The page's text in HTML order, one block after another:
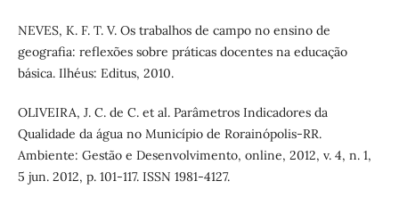
NEVES, K. F. T. V. Os trabalhos de campo no ensino de
geografia: reflexões sobre práticas docentes na educação
básica. Ilhéus: Editus, 2010.
OLIVEIRA, J. C. de C. et al. Parâmetros Indicadores da
Qualidade da água no Município de Rorainópolis-RR.
Ambiente: Gestão e Desenvolvimento, online, 2012, v. 4, n. 1,
5 jun. 2012, p. 101-117. ISSN 1981-4127.